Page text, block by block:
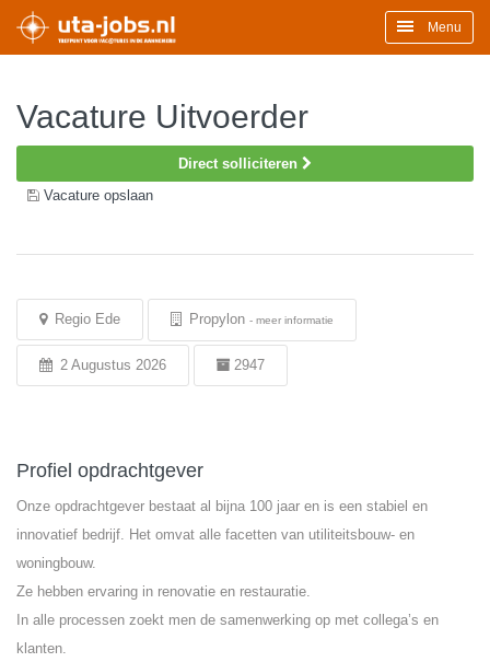
Menu
Vacature Uitvoerder
Direct solliciteren
Vacature opslaan
Regio Ede Propylon - meer informatie
2 Augustus 2026 2947
Profiel opdrachtgever
Onze opdrachtgever bestaat al bijna 100 jaar en is een stabiel en
innovatief bedrijf. Het omvat alle facetten van utiliteitsbouw- en
woningbouw.
Ze hebben ervaring in renovatie en restauratie.
In alle processen zoekt men de samenwerking op met collega’s en
klanten.